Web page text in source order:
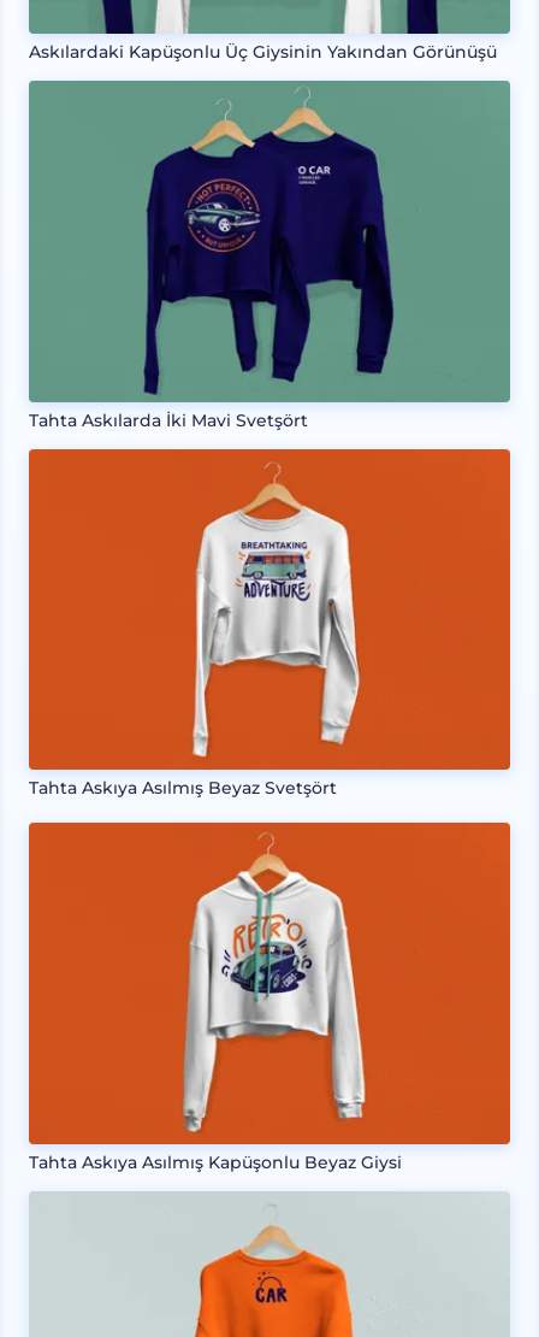
Askılardaki Kapüşonlu Üç Giysinin Yakından Görünüşü
Tahta Askılarda İki Mavi Svetşört
Tahta Askıya Asılmış Beyaz Svetşört
Tahta Askıya Asılmış Kapüşonlu Beyaz Giysi